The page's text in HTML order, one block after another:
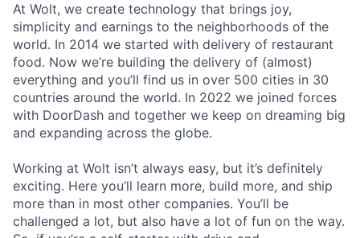
At Wolt, we create technology that brings joy,
simplicity and earnings to the neighborhoods of the
world. In 2014 we started with delivery of restaurant
food. Now we’re building the delivery of (almost)
everything and you’ll find us in over 500 cities in 30
countries around the world. In 2022 we joined forces
with DoorDash and together we keep on dreaming big
and expanding across the globe.
Working at Wolt isn’t always easy, but it’s definitely
exciting. Here you’ll learn more, build more, and ship
more than in most other companies. You’ll be
challenged a lot, but also have a lot of fun on the way.